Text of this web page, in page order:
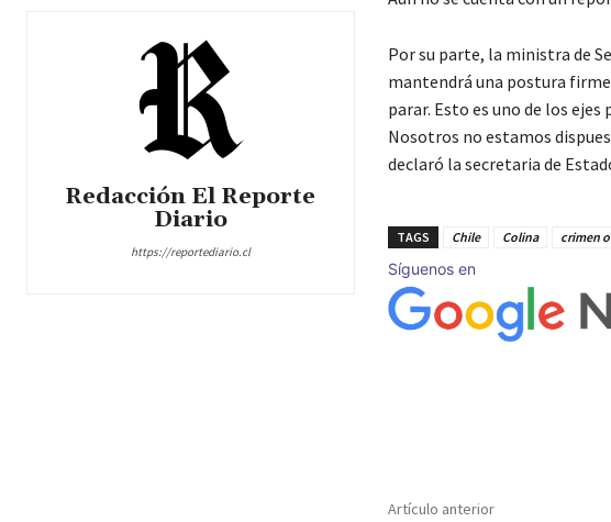
Redacción El Reporte
Diario
https://reportediario.cl
Por su parte, la ministra de
mantendrá una postura
parar. Esto es uno de los
Nosotros no estamos
declaró la secretaria de
TAGS Chile Colina crimen
Síguenos en
Artículo anterior